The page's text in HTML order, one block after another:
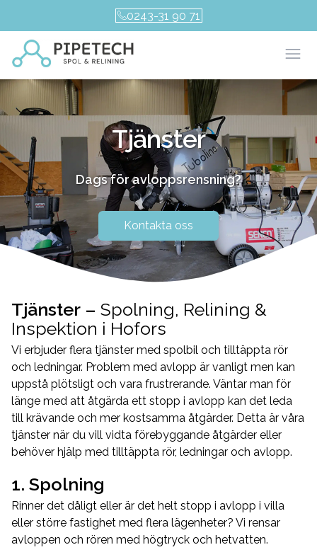
0243-31 90 71
Tjänster
Dags för avloppsrensning?
Kontakta oss
Tjänster – Spolning, Relining &
Inspektion i Hofors
Vi erbjuder flera tjänster med spolbil och tilltäppta rör
och ledningar. Problem med avlopp är vanligt men kan
uppstå plötsligt och vara frustrerande. Väntar man för
länge med att åtgärda ett stopp i avlopp kan det leda
till krävande och mer kostsamma åtgärder. Detta är våra
tjänster när du vill vidta förebyggande åtgärder eller
behöver hjälp med tilltäppta rör, ledningar och avlopp.
1. Spolning
Rinner det dåligt eller är det helt stopp i avlopp i villa
eller större fastighet med flera lägenheter? Vi rensar
avloppen och rören med högtryck och hetvatten.